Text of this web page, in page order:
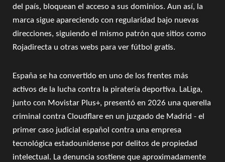
del país, bloquean el acceso a sus dominios. Aun así, la
marca sigue apareciendo con regularidad bajo nuevas
direcciones, siguiendo el mismo patrón que sitios como
Rojadirecta u otras webs para ver fútbol gratis.
España se ha convertido en uno de los frentes más
activos de la lucha contra la piratería deportiva. LaLiga,
junto con Movistar Plus+, presentó en 2026 una querella
criminal contra Cloudflare en un juzgado de Madrid - el
primer caso judicial español contra una empresa
tecnológica estadounidense por delitos de propiedad
intelectual. La denuncia sostiene que aproximadamente